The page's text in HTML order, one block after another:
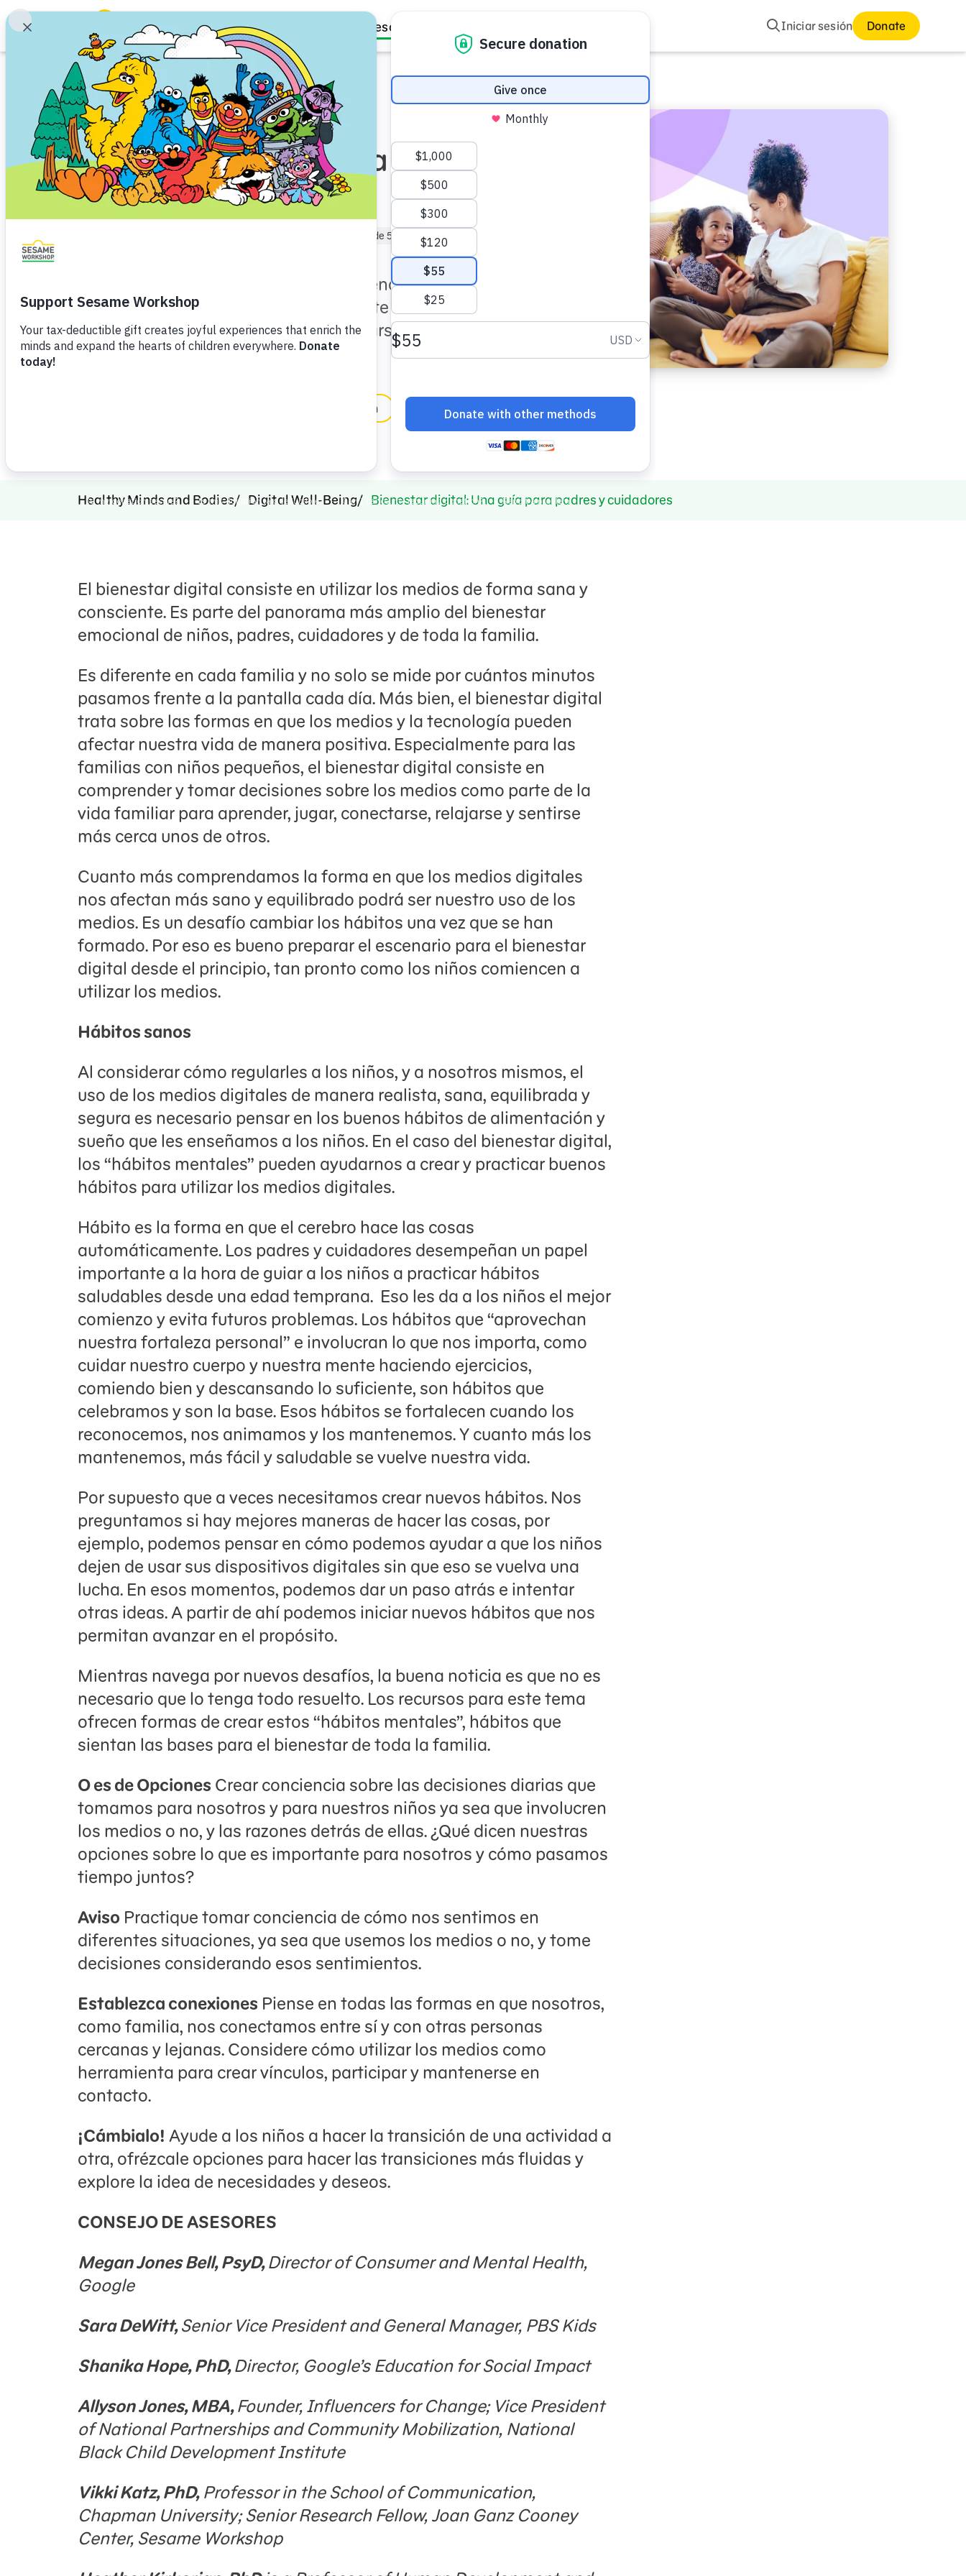
Family Resources Buscar
Iniciar sesión Donate
Buscar
Family Resources
ABCs and 123s
Healthy Minds and Bodies
Tough Topics
Courses and Webinars
Games and Storybooks
Our Work
Artículos
Bienestar digital: Una guía para
padres y cuidadores
Niño de Kindergarten (de 5 a 6)
Preescolar (de 3 a 5)
El bienestar digital consiste en comprender y tomar
decisiones sobre los medios como parte de la vida familiar
para aprender, jugar, conectarse, relajarse y sentirse más
cerca entre sí.
in English
Healthy Minds and Bodies Digital Well-Being Bienestar digital: Una guía para padres y cuidadores
El bienestar digital consiste en utilizar los medios de forma sana y
consciente. Es parte del panorama más amplio del bienestar
emocional de niños, padres, cuidadores y de toda la familia.
Es diferente en cada familia y no solo se mide por cuántos minutos
pasamos frente a la pantalla cada día. Más bien, el bienestar digital
trata sobre las formas en que los medios y la tecnología pueden
afectar nuestra vida de manera positiva. Especialmente para las
familias con niños pequeños, el bienestar digital consiste en
comprender y tomar decisiones sobre los medios como parte de la
vida familiar para aprender, jugar, conectarse, relajarse y sentirse
más cerca unos de otros.
Cuanto más comprendamos la forma en que los medios digitales
nos afectan más sano y equilibrado podrá ser nuestro uso de los
medios. Es un desafío cambiar los hábitos una vez que se han
formado. Por eso es bueno preparar el escenario para el bienestar
digital desde el principio, tan pronto como los niños comiencen a
utilizar los medios.
Hábitos sanos
Al considerar cómo regularles a los niños, y a nosotros mismos, el
uso de los medios digitales de manera realista, sana, equilibrada y
segura es necesario pensar en los buenos hábitos de alimentación y
sueño que les enseñamos a los niños. En el caso del bienestar digital,
los “hábitos mentales” pueden ayudarnos a crear y practicar buenos
hábitos para utilizar los medios digitales.
Hábito es la forma en que el cerebro hace las cosas
automáticamente. Los padres y cuidadores desempeñan un papel
importante a la hora de guiar a los niños a practicar hábitos
saludables desde una edad temprana. Eso les da a los niños el mejor
comienzo y evita futuros problemas. Los hábitos que “aprovechan
nuestra fortaleza personal” e involucran lo que nos importa, como
cuidar nuestro cuerpo y nuestra mente haciendo ejercicios,
comiendo bien y descansando lo suficiente, son hábitos que
celebramos y son la base. Esos hábitos se fortalecen cuando los
reconocemos, nos animamos y los mantenemos. Y cuanto más los
mantenemos, más fácil y saludable se vuelve nuestra vida.
Por supuesto que a veces necesitamos crear nuevos hábitos. Nos
preguntamos si hay mejores maneras de hacer las cosas, por
ejemplo, podemos pensar en cómo podemos ayudar a que los niños
dejen de usar sus dispositivos digitales sin que eso se vuelva una
lucha. En esos momentos, podemos dar un paso atrás e intentar
otras ideas. A partir de ahí podemos iniciar nuevos hábitos que nos
permitan avanzar en el propósito.
Mientras navega por nuevos desafíos, la buena noticia es que no es
necesario que lo tenga todo resuelto. Los recursos para este tema
ofrecen formas de crear estos “hábitos mentales”, hábitos que
sientan las bases para el bienestar de toda la familia.
O es de Opciones Crear conciencia sobre las decisiones diarias que
tomamos para nosotros y para nuestros niños ya sea que involucren
los medios o no, y las razones detrás de ellas. ¿Qué dicen nuestras
opciones sobre lo que es importante para nosotros y cómo pasamos
tiempo juntos?
Aviso Practique tomar conciencia de cómo nos sentimos en
diferentes situaciones, ya sea que usemos los medios o no, y tome
decisiones considerando esos sentimientos.
Establezca conexiones Piense en todas las formas en que nosotros,
como familia, nos conectamos entre sí y con otras personas
cercanas y lejanas. Considere cómo utilizar los medios como
herramienta para crear vínculos, participar y mantenerse en
contacto.
¡Cámbialo! Ayude a los niños a hacer la transición de una actividad a
otra, ofrézcale opciones para hacer las transiciones más fluidas y
explore la idea de necesidades y deseos.
CONSEJO DE ASESORES
Megan Jones Bell, PsyD,Director of Consumer and Mental Health,
Google
Sara DeWitt,Senior Vice President and General Manager, PBS Kids
Shanika Hope, PhD,Director, Google’s Education for Social Impact
Allyson Jones, MBA,Founder, Influencers for Change; Vice President
of National Partnerships and Community Mobilization, National
Black Child Development Institute
Vikki Katz, PhD,Professor in the School of Communication,
Chapman University; Senior Research Fellow, Joan Ganz Cooney
Center, Sesame Workshop